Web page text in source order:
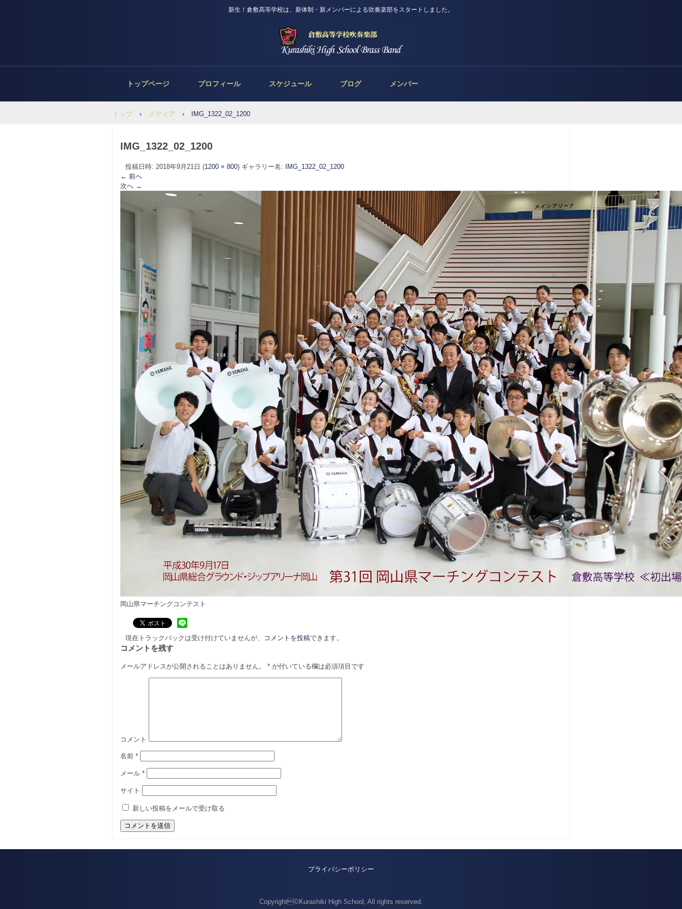
新生！倉敷高等学校は、新体制・新メンバーによる吹奏楽部をスタートしました。
トップページ プロフィール スケジュール ブログ メンバー
トップ › メディア › IMG_1322_02_1200
IMG_1322_02_1200
投稿日時: 2018年9月21日 (1200 × 800) ギャラリー名:
IMG_1322_02_1200
← 前へ
次へ →
岡山県マーチングコンテスト
現在トラックバックは受け付けていませんが、 コメントを投稿できます。
コメントを残す
メールアドレスが公開されることはありません。 * が付いている欄は必須項目です
コメント
名前 *
メール *
サイト
新しい投稿をメールで受け取る
プライバシーポリシー
Copyright©Kurashiki High School, All rights reserved.